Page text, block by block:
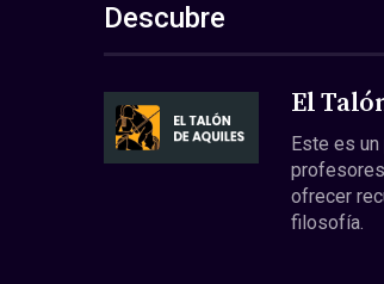
Descubre
El
Este es
ofrecer
filosofía.